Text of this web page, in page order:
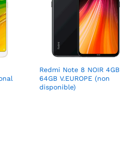
Redmi Note 8 NOIR 4GB
64GB V.EUROPE (non
disponible)